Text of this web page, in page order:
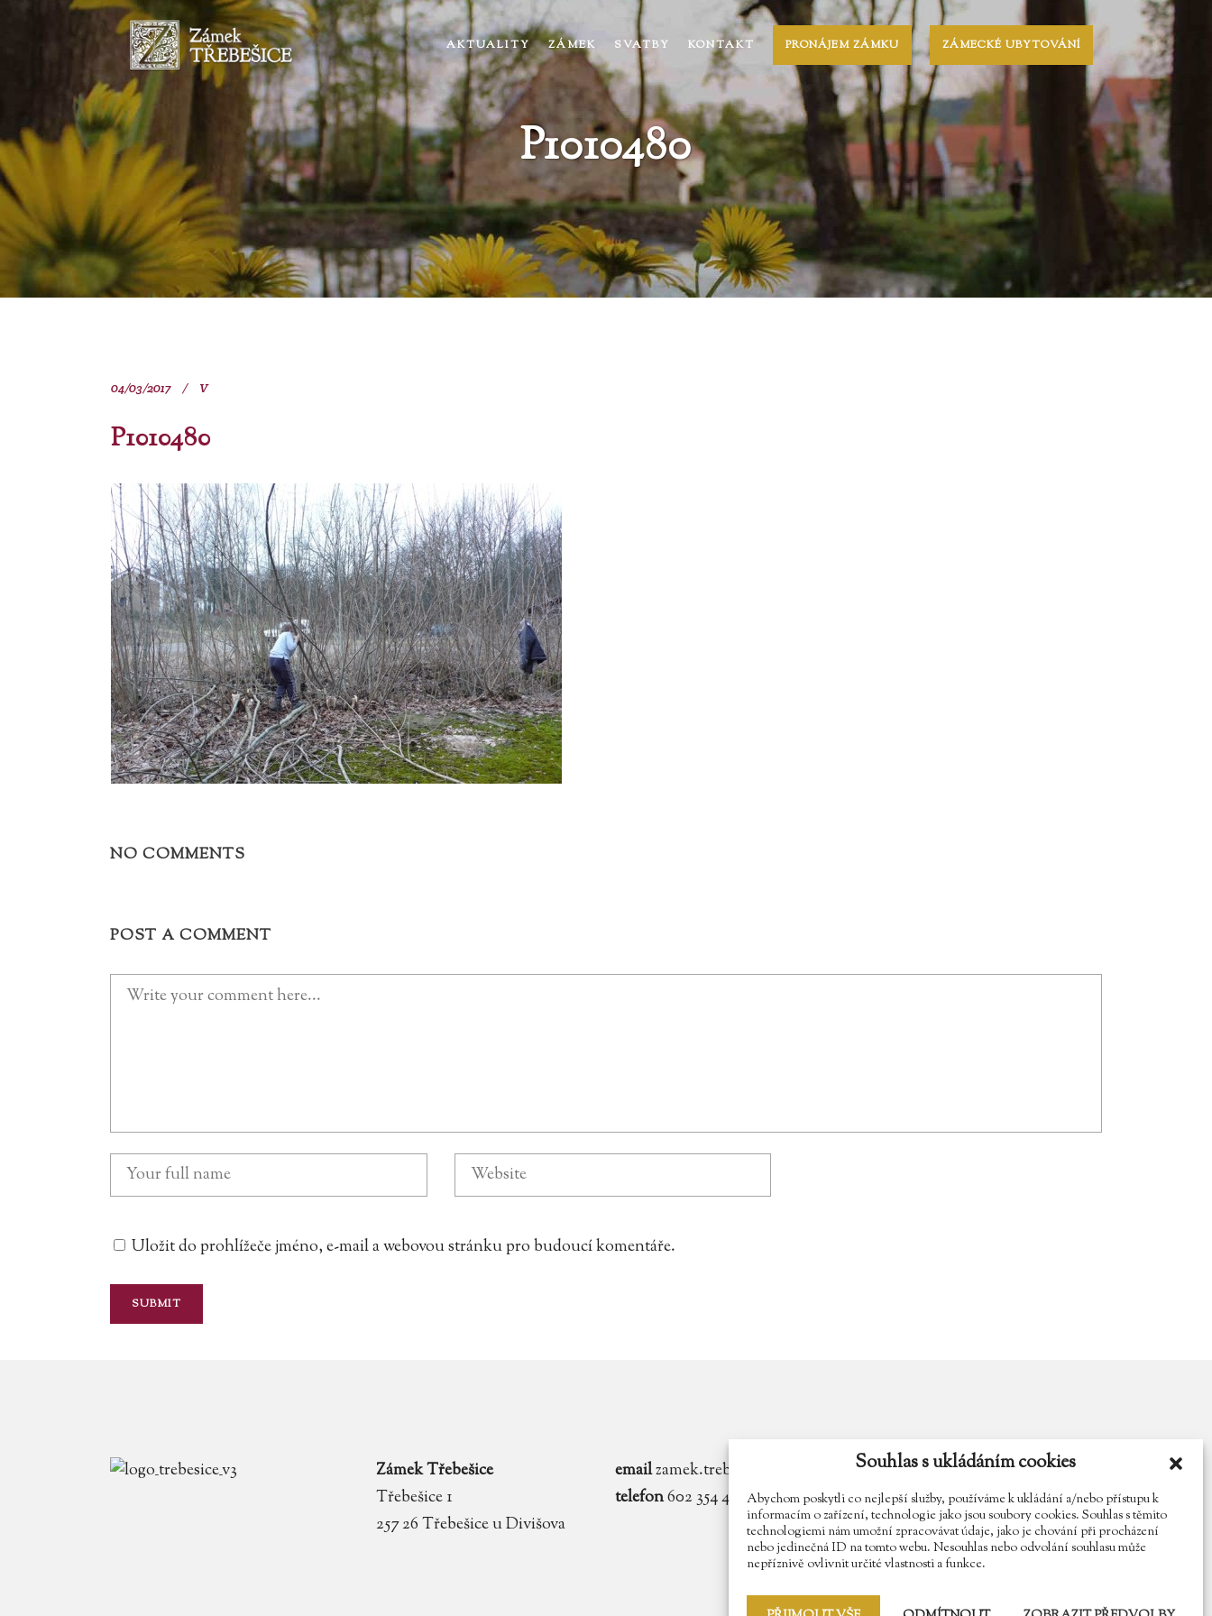
Souhlas s ukládáním cookies
Abychom poskytli co nejlepší služby, používáme k ukládání a/nebo přístupu k
informacím o zařízení, technologie jako jsou soubory cookies. Souhlas s těmito
technologiemi nám umožní zpracovávat údaje, jako je chování při procházení
nebo jedinečná ID na tomto webu. Nesouhlas nebo odvolání souhlasu může
nepříznivě ovlivnit určité vlastnosti a funkce.
AKTUALITY ZÁMEK SVATBY KONTAKT PRONÁJEM ZÁMKU ZÁMECKÉ UBYTOVÁNÍ
P1010480
04/03/2017 V
P1010480
NO COMMENTS
POST A COMMENT
Uložit do prohlížeče jméno, e-mail a webovou stránku pro budoucí komentáře.
Zámek Třebešice
Třebešice 1
257 26 Třebešice u Divišova
emailzamek.trebesice@volny.cz
telefon602 354 467
Najdete nás na Facebooku
Sledujte náš Instagram